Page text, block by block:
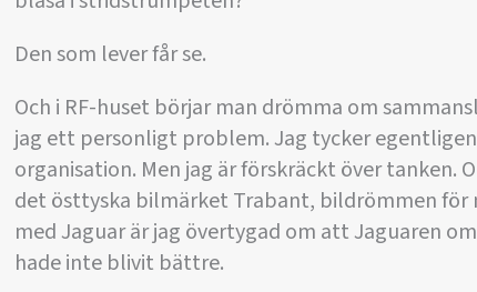
Den som lever får se.
Och i RF-huset börjar man drömma om
jag ett personligt problem. Jag tycker
organisation. Men jag är förskräckt över tanken.
det östtyska bilmärket Trabant, bildrömmen för
med Jaguar är jag övertygad om att Jaguaren
hade inte blivit bättre.